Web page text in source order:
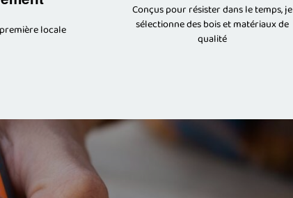
locale
Conçus pour résister dans le temps, je
sélectionne des bois et matériaux de
qualité